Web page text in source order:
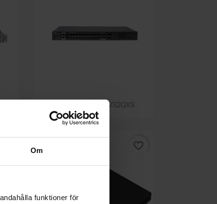
Om
funktioner för
Snabbvy
RG-S6120-20XS4VS2QXS
favorite_border